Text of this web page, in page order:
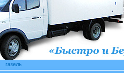
газель